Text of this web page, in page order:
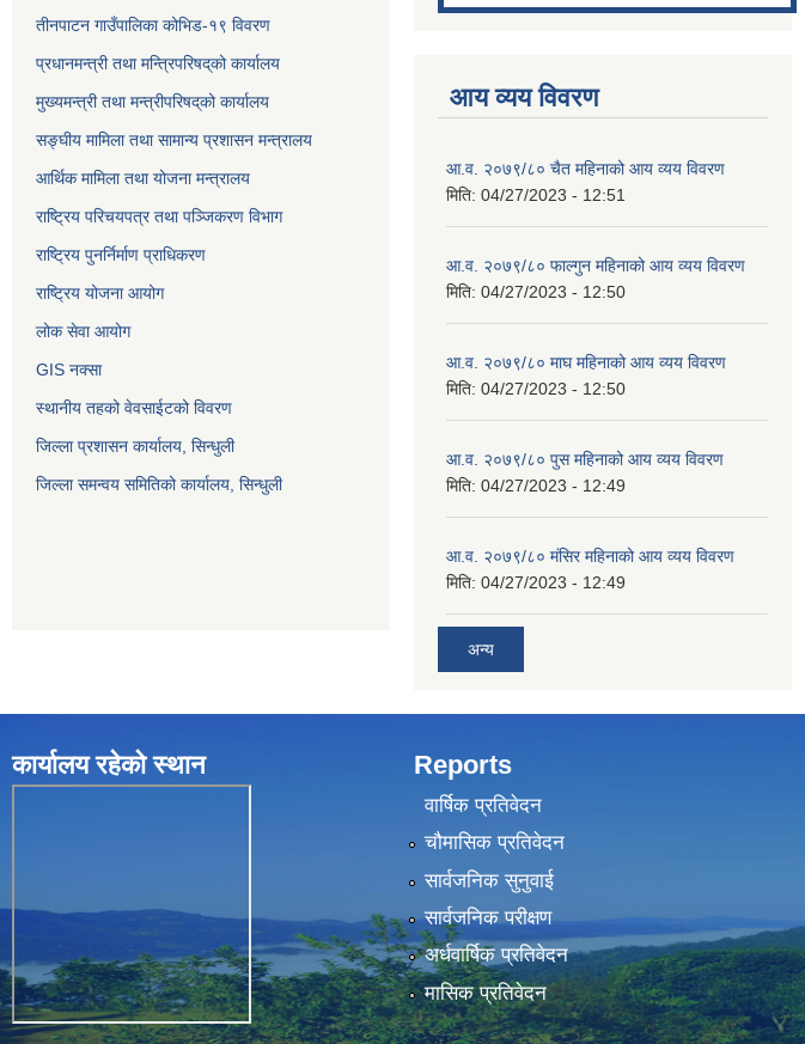
तीनपाटन गाउँपालिका कोभिड-१९ विवरण
प्रधानमन्त्री तथा मन्त्रिपरिषद्‌को कार्यालय
मुख्यमन्त्री तथा मन्त्रीपरिषद्‌को कार्यालय
सङ्घीय मामिला तथा सामान्य प्रशासन मन्त्रालय
आर्थिक मामिला तथा योजना मन्त्रालय
राष्ट्रिय परिचयपत्र तथा पञ्जिकरण विभाग
राष्ट्रिय पुनर्निर्माण प्राधिकरण
राष्ट्रिय योजना आयोग
लोक सेवा आयोग
GIS नक्सा
स्थानीय तहको वेवसाईटको विवरण
जिल्ला प्रशासन कार्यालय, सिन्धुली
जिल्ला समन्वय समितिको कार्यालय, सिन्धुली
आय व्यय विवरण
आ.व. २०७९/८० चैत महिनाको आय व्यय विवरण
मिति: 04/27/2023 - 12:51
आ.व. २०७९/८० फाल्गुन महिनाको आय व्यय विवरण
मिति: 04/27/2023 - 12:50
आ.व. २०७९/८० माघ महिनाको आय व्यय विवरण
मिति: 04/27/2023 - 12:50
आ.व. २०७९/८० पुस महिनाको आय व्यय विवरण
मिति: 04/27/2023 - 12:49
आ.व. २०७९/८० मंसिर महिनाको आय व्यय विवरण
मिति: 04/27/2023 - 12:49
अन्य
कार्यालय रहेकाे स्थान Reports
वार्षिक प्रतिवेदन
चौमासिक प्रतिवेदन
सार्वजनिक सुनुवाई
सार्वजनिक परीक्षण
अर्धवार्षिक प्रतिवेदन
मासिक प्रतिवेदन